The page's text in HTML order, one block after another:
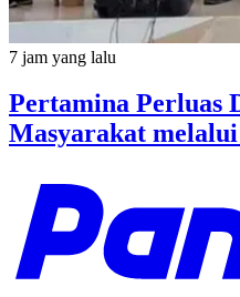
7 jam yang lalu
Pertamina Perluas
Masyarakat